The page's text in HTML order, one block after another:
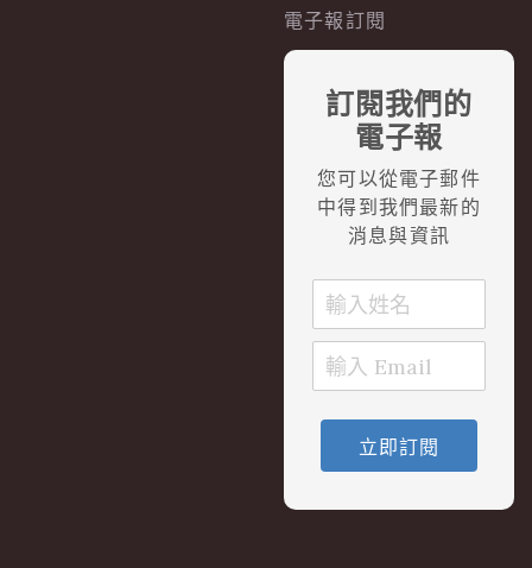
電子報訂閱
訂閱我們的
電子報
您可以從電子郵件
中得到我們最新的
消息與資訊
立即訂閱